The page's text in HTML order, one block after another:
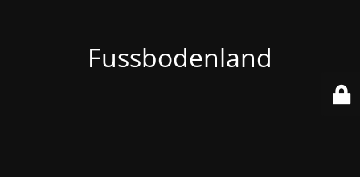
Fussbodenland